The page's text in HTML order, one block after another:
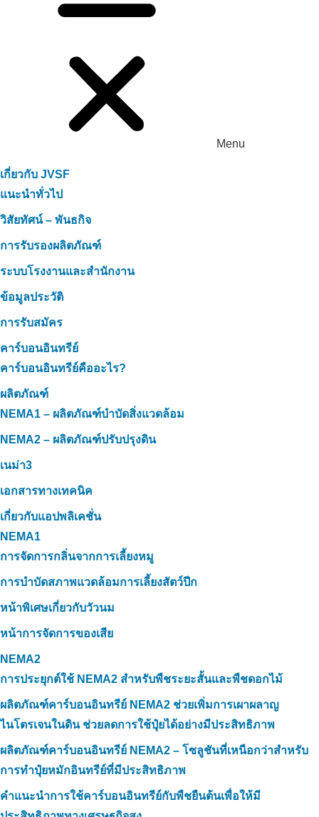
Menu
เกี่ยวกับ JVSF
แนะนำทั่วไป
วิสัยทัศน์ – พันธกิจ
การรับรองผลิตภัณฑ์
ระบบโรงงานและสำนักงาน
ข้อมูลประวัติ
การรับสมัคร
คาร์บอนอินทรีย์
คาร์บอนอินทรีย์คืออะไร?
ผลิตภัณฑ์
NEMA1 – ผลิตภัณฑ์บำบัดสิ่งแวดล้อม
NEMA2 – ผลิตภัณฑ์ปรับปรุงดิน
เนม่า3
เอกสารทางเทคนิค
เกี่ยวกับแอปพลิเคชั่น
NEMA1
การจัดการกลิ่นจากการเลี้ยงหมู
การบำบัดสภาพแวดล้อมการเลี้ยงสัตว์ปีก
หน้าพิเศษเกี่ยวกับวัวนม
หน้าการจัดการของเสีย
NEMA2
การประยุกต์ใช้ NEMA2 สำหรับพืชระยะสั้นและพืชดอกไม้
ผลิตภัณฑ์คาร์บอนอินทรีย์ NEMA2 ช่วยเพิ่มการเผาผลาญ
ไนโตรเจนในดิน ช่วยลดการใช้ปุ๋ยได้อย่างมีประสิทธิภาพ
ผลิตภัณฑ์คาร์บอนอินทรีย์ NEMA2 – โซลูชันที่เหนือกว่าสำหรับ
การทำปุ๋ยหมักอินทรีย์ที่มีประสิทธิภาพ
คำแนะนำการใช้คาร์บอนอินทรีย์กับพืชยืนต้นเพื่อให้มี